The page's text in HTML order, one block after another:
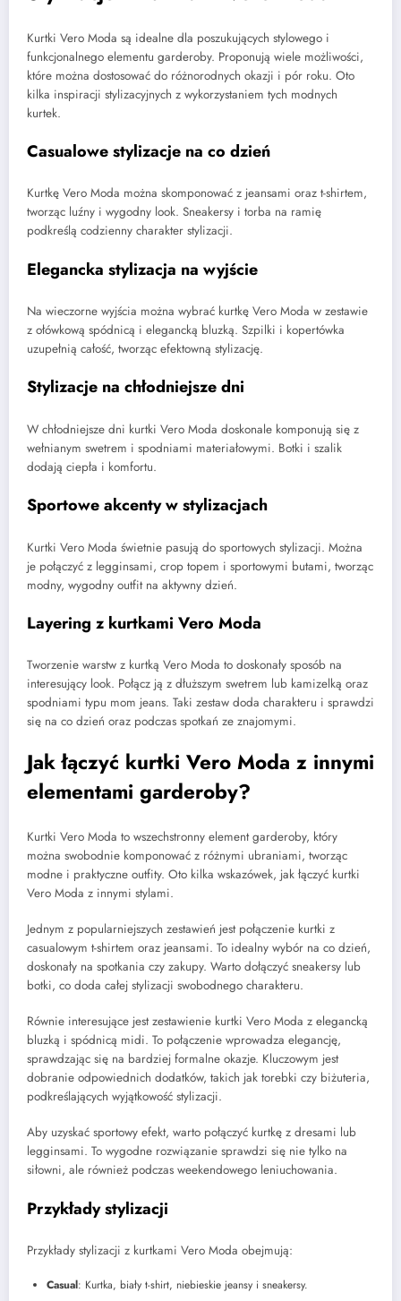
Kurtki Vero Moda są idealne dla poszukujących stylowego i
funkcjonalnego elementu garderoby. Proponują wiele możliwości,
które można dostosować do różnorodnych okazji i pór roku. Oto
kilka inspiracji stylizacyjnych z wykorzystaniem tych modnych
kurtek.
Casualowe stylizacje na co dzień
Kurtkę Vero Moda można skomponować z jeansami oraz t-shirtem,
tworząc luźny i wygodny look. Sneakersy i torba na ramię
podkreślą codzienny charakter stylizacji.
Elegancka stylizacja na wyjście
Na wieczorne wyjścia można wybrać kurtkę Vero Moda w zestawie
z ołówkową spódnicą i elegancką bluzką. Szpilki i kopertówka
uzupełnią całość, tworząc efektowną stylizację.
Stylizacje na chłodniejsze dni
W chłodniejsze dni kurtki Vero Moda doskonale komponują się z
wełnianym swetrem i spodniami materiałowymi. Botki i szalik
dodają ciepła i komfortu.
Sportowe akcenty w stylizacjach
Kurtki Vero Moda świetnie pasują do sportowych stylizacji. Można
je połączyć z legginsami, crop topem i sportowymi butami, tworząc
modny, wygodny outfit na aktywny dzień.
Layering z kurtkami Vero Moda
Tworzenie warstw z kurtką Vero Moda to doskonały sposób na
interesujący look. Połącz ją z dłuższym swetrem lub kamizelką oraz
spodniami typu mom jeans. Taki zestaw doda charakteru i sprawdzi
się na co dzień oraz podczas spotkań ze znajomymi.
Jak łączyć kurtki Vero Moda z innymi
elementami garderoby?
Kurtki Vero Moda to wszechstronny element garderoby, który
można swobodnie komponować z różnymi ubraniami, tworząc
modne i praktyczne outfity. Oto kilka wskazówek, jak łączyć kurtki
Vero Moda z innymi stylami.
Jednym z popularniejszych zestawień jest połączenie kurtki z
casualowym t-shirtem oraz jeansami. To idealny wybór na co dzień,
doskonały na spotkania czy zakupy. Warto dołączyć sneakersy lub
botki, co doda całej stylizacji swobodnego charakteru.
Równie interesujące jest zestawienie kurtki Vero Moda z elegancką
bluzką i spódnicą midi. To połączenie wprowadza elegancję,
sprawdzając się na bardziej formalne okazje. Kluczowym jest
dobranie odpowiednich dodatków, takich jak torebki czy biżuteria,
podkreślających wyjątkowość stylizacji.
Aby uzyskać sportowy efekt, warto połączyć kurtkę z dresami lub
legginsami. To wygodne rozwiązanie sprawdzi się nie tylko na
siłowni, ale również podczas weekendowego leniuchowania.
Przykłady stylizacji
Przykłady stylizacji z kurtkami Vero Moda obejmują:
Casual: Kurtka, biały t-shirt, niebieskie jeansy i sneakersy.